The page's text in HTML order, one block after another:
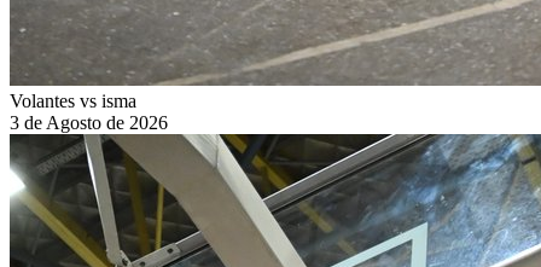
Volantes vs isma
3 de Agosto de 2026